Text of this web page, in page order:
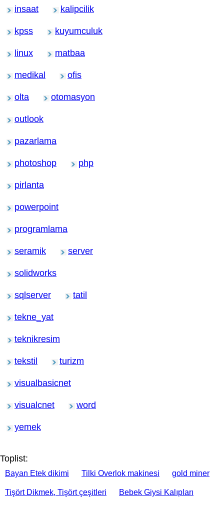
insaat kalipcilik
kpss kuyumculuk
linux matbaa
medikal ofis
olta otomasyon
outlook
pazarlama
photoshop php
pirlanta
powerpoint
programlama
seramik server
solidworks
sqlserver tatil
tekne_yat
teknikresim
tekstil turizm
visualbasicnet
visualcnet word
yemek
Toplist:
Bayan Etek dikimi Tilki Overlok makinesi gold miner
Tişört Dikmek, Tişört çeşitleri Bebek Giysi Kalıpları